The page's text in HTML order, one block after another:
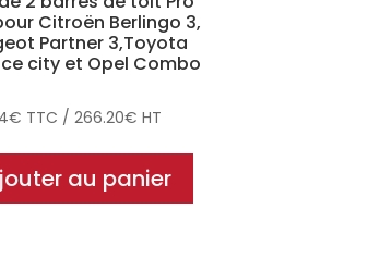
Citroën Berlingo 3,
Partner 3,Toyota
city et Opel Combo
€ TTC /266.20€ HT
au panier